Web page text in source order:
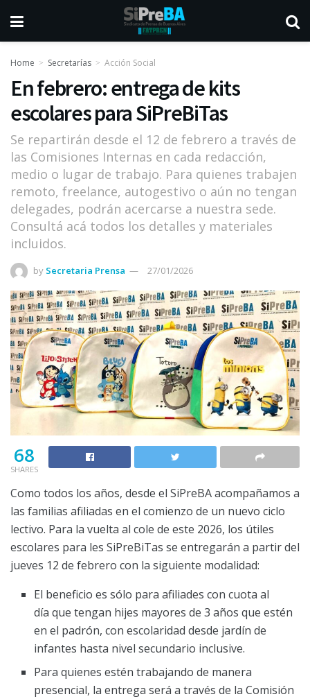
Home Secretarías Acción Social
En febrero: entrega de kits
escolares para SiPreBiTas
Se repartirán desde el 12 de febrero a través de
las Comisiones Internas en cada redacción,
medio o lugar de trabajo. Para quienes trabajen
remoto, freelance, autogestivo o aún no tengan
delegades, podrán acercarse a nuestra sede.
Consultá acá todos los detalles y materiales
incluidos.
by Secretaria Prensa 27/01/2026
68
SHARES
Como todos los años, desde el SiPreBA acompañamos a
las familias afiliadas en el comienzo de un nuevo ciclo
lectivo. Para la vuelta al cole de este 2026, los útiles
escolares para les SiPreBiTas se entregarán a partir del
jueves 12 de febrero con la siguiente modalidad:
El beneficio es sólo para afiliades con cuota al
día que tengan hijes mayores de 3 años que estén
en el padrón, con escolaridad desde jardín de
infantes hasta nivel secundario inclusive.
Para quienes estén trabajando de manera
presencial, la entrega será a través de la Comisión